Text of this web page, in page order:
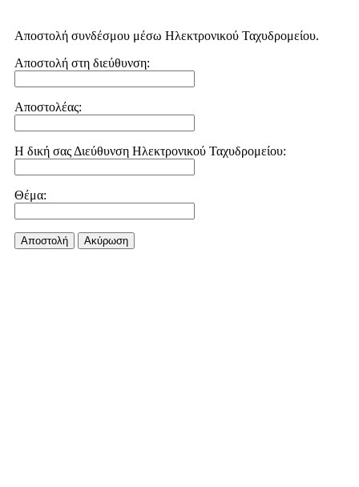
Αποστολή συνδέσμου μέσω Ηλεκτρονικού Ταχυδρομείου.
Αποστολή στη διεύθυνση:
Αποστολέας:
Η δική σας Διεύθυνση Ηλεκτρονικού Ταχυδρομείου:
Θέμα:
Αποστολή Aκύρωση